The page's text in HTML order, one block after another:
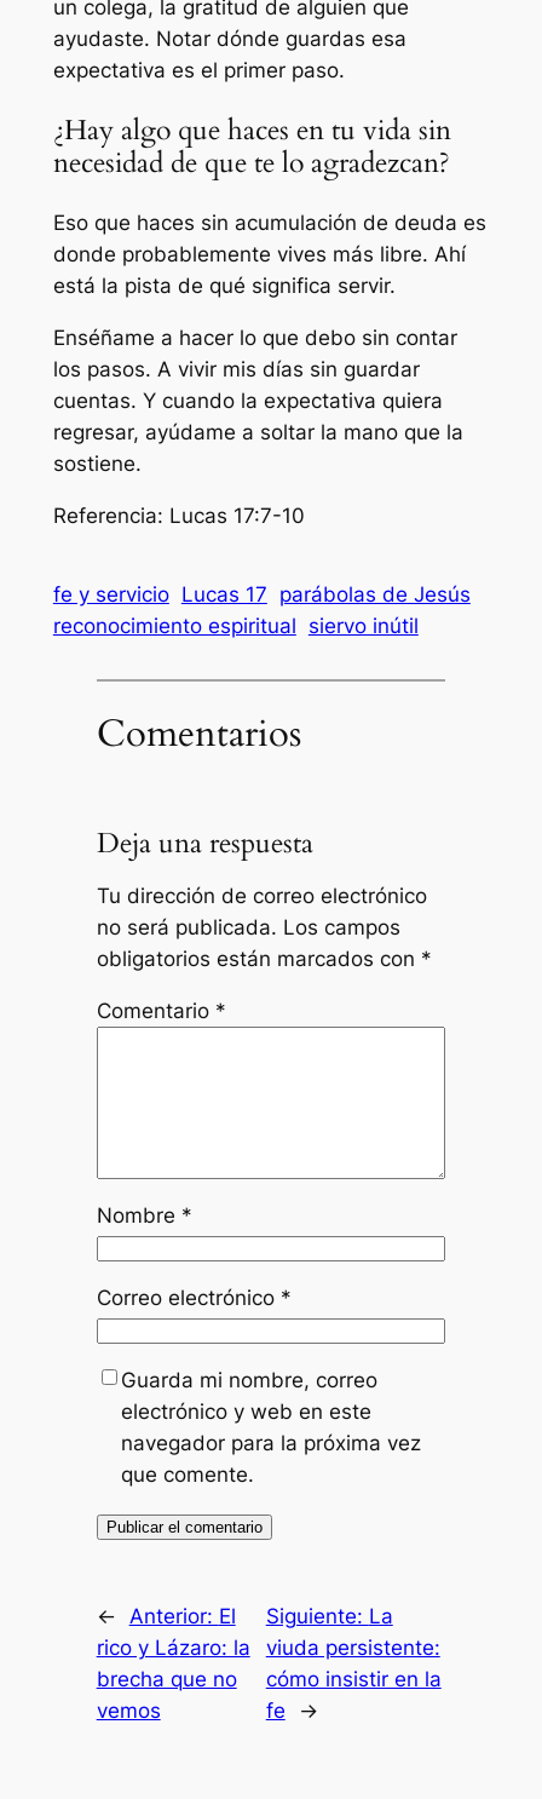
un colega, la gratitud de alguien que
ayudaste. Notar dónde guardas esa
expectativa es el primer paso.
¿Hay algo que haces en tu vida sin
necesidad de que te lo agradezcan?
Eso que haces sin acumulación de deuda es
donde probablemente vives más libre. Ahí
está la pista de qué significa servir.
Enséñame a hacer lo que debo sin contar
los pasos. A vivir mis días sin guardar
cuentas. Y cuando la expectativa quiera
regresar, ayúdame a soltar la mano que la
sostiene.
Referencia: Lucas 17:7-10
fe y servicio Lucas 17 parábolas de Jesús
reconocimiento espiritual siervo inútil
Comentarios
Deja una respuesta
Tu dirección de correo electrónico
no será publicada. Los campos
obligatorios están marcados con *
Comentario *
Nombre *
Correo electrónico *
Guarda mi nombre, correo
electrónico y web en este
navegador para la próxima vez
que comente.
← Anterior: El
rico y Lázaro: la
brecha que no
vemos
Siguiente: La
viuda persistente:
cómo insistir en la
fe
→